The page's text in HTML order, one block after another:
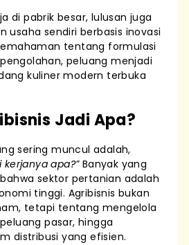
di pabrik besar, lulusan juga
usaha sendiri berbasis inovasi
tentang formulasi
peluang menjadi
kuliner modern terbuka
Jadi Apa?
sering muncul adalah,
kerjanya apa?”Banyak yang
sektor pertanian adalah
tinggi. Agribisnis bukan
tetapi tentang mengelola
pasar, hingga
distribusi yang efisien.